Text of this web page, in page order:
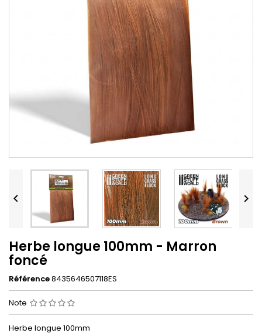
 
Herbe longue 100mm - Marron
foncé
Référence8435646507118ES
Note
Herbe longue 100mm